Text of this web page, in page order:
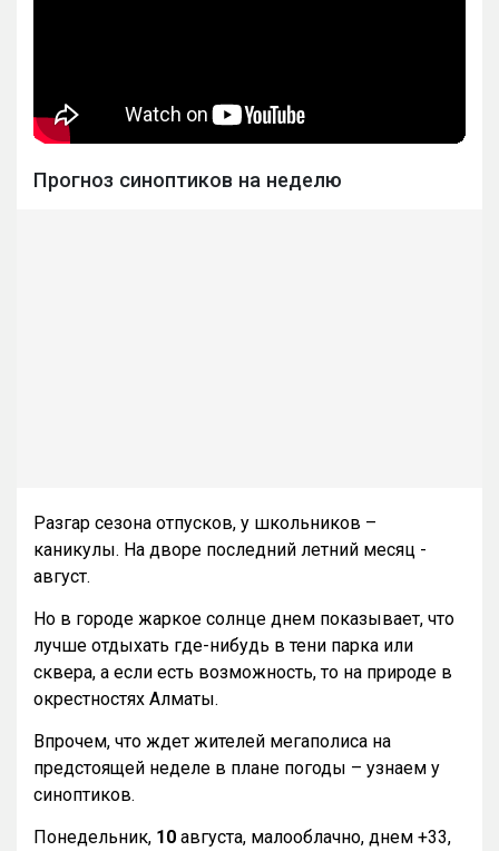
Прогноз синоптиков на неделю
Разгар сезона отпусков, у школьников –
каникулы. На дворе последний летний месяц -
август.
Но в городе жаркое солнце днем показывает, что
лучше отдыхать где-нибудь в тени парка или
сквера, а если есть возможность, то на природе в
окрестностях Алматы.
Впрочем, что ждет жителей мегаполиса на
предстоящей неделе в плане погоды – узнаем у
синоптиков.
Понедельник, 10 августа, малооблачно, днем +33,